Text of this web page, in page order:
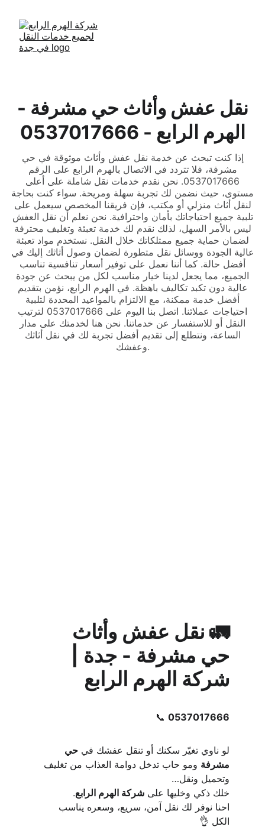
نقل عفش وأثاث حي مشرفة -
الهرم الرابع - 0537017666
إذا كنت تبحث عن خدمة نقل عفش وأثاث موثوقة في حي
مشرفة، فلا تتردد في الاتصال بالهرم الرابع على الرقم
0537017666. نحن نقدم خدمات نقل شاملة على أعلى
مستوى، حيث نضمن لك تجربة سهلة ومريحة. سواء كنت بحاجة
لنقل أثاث منزلي أو مكتب، فإن فريقنا المخصص سيعمل على
تلبية جميع احتياجاتك بأمان واحترافية. نحن نعلم أن نقل العفش
ليس بالأمر السهل، لذلك نقدم لك خدمة تعبئة وتغليف محترفة
لضمان حماية جميع ممتلكاتك خلال النقل. نستخدم مواد تعبئة
عالية الجودة ووسائل نقل متطورة لضمان وصول أثاثك إليك في
أفضل حالة. كما أننا نعمل على توفير أسعار تنافسية تناسب
الجميع، مما يجعل لدينا خيار مناسب لكل من يبحث عن جودة
عالية دون تكبد تكاليف باهظة. في الهرم الرابع، نؤمن بتقديم
أفضل خدمة ممكنة، مع الالتزام بالمواعيد المحددة لتلبية
احتياجات عملائنا. اتصل بنا اليوم على 0537017666 لترتيب
النقل أو للاستفسار عن خدماتنا. نحن هنا لخدمتك على مدار
الساعة، ونتطلع إلى تقديم أفضل تجربة لك في نقل أثاثك
وعفشك.
🚛 نقل عفش وأثاث
حي مشرفة - جدة |
شركة الهرم الرابع
📞 0537017666
لو ناوي تغيّر سكنك أو تنقل عفشك في حي
مشرفة ومو حاب تدخل دوامة العذاب من تغليف
وتحميل ونقل…
خلك ذكي وخليها على شركة الهرم الرابع.
احنا نوفر لك نقل آمن، سريع، وسعره يناسب
الكل 👌